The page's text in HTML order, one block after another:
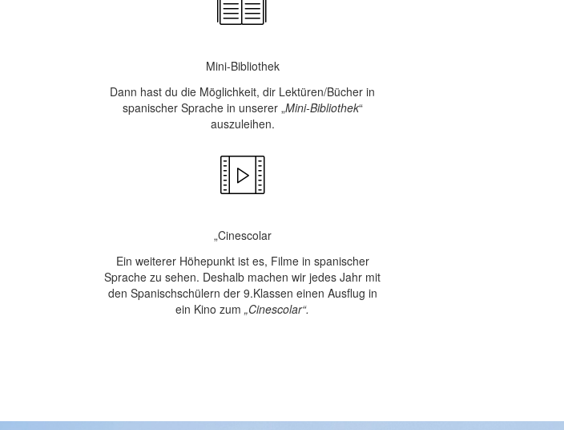
Mini-Bibliothek
Dann hast du die Möglichkeit, dir Lektüren/Bücher in
spanischer Sprache in unserer „Mini-Bibliothek“
auszuleihen.
„Cinescolar
Ein weiterer Höhepunkt ist es, Filme in spanischer
Sprache zu sehen. Deshalb machen wir jedes Jahr mit
den Spanischschülern der 9.Klassen einen Ausflug in
ein Kino zum„Cinescolar“.